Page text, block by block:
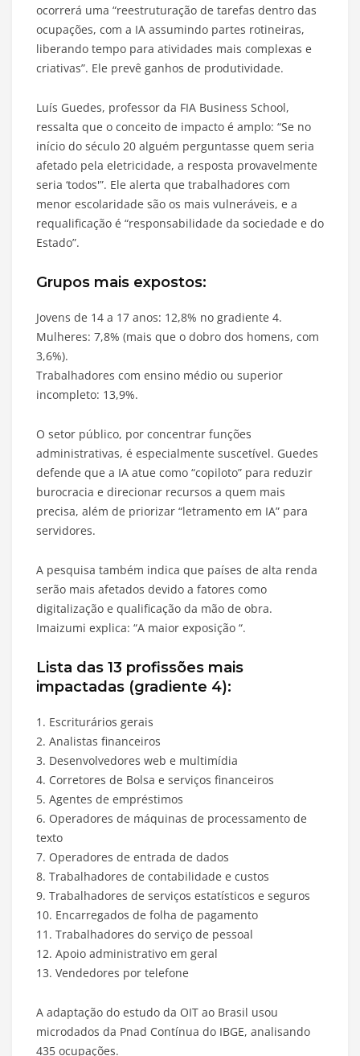
ocorrerá uma “reestruturação de tarefas dentro das
ocupações, com a IA assumindo partes rotineiras,
liberando tempo para atividades mais complexas e
criativas”. Ele prevê ganhos de produtividade.
Luís Guedes, professor da FIA Business School,
ressalta que o conceito de impacto é amplo: “Se no
início do século 20 alguém perguntasse quem seria
afetado pela eletricidade, a resposta provavelmente
seria ‘todos'”. Ele alerta que trabalhadores com
menor escolaridade são os mais vulneráveis, e a
requalificação é “responsabilidade da sociedade e do
Estado”.
Grupos mais expostos:
Jovens de 14 a 17 anos: 12,8% no gradiente 4.
Mulheres: 7,8% (mais que o dobro dos homens, com
3,6%).
Trabalhadores com ensino médio ou superior
incompleto: 13,9%.
O setor público, por concentrar funções
administrativas, é especialmente suscetível. Guedes
defende que a IA atue como “copiloto” para reduzir
burocracia e direcionar recursos a quem mais
precisa, além de priorizar “letramento em IA” para
servidores.
A pesquisa também indica que países de alta renda
serão mais afetados devido a fatores como
digitalização e qualificação da mão de obra.
Imaizumi explica: “A maior exposição “.
Lista das 13 profissões mais
impactadas (gradiente 4):
1. Escriturários gerais
2. Analistas financeiros
3. Desenvolvedores web e multimídia
4. Corretores de Bolsa e serviços financeiros
5. Agentes de empréstimos
6. Operadores de máquinas de processamento de
texto
7. Operadores de entrada de dados
8. Trabalhadores de contabilidade e custos
9. Trabalhadores de serviços estatísticos e seguros
10. Encarregados de folha de pagamento
11. Trabalhadores do serviço de pessoal
12. Apoio administrativo em geral
13. Vendedores por telefone
A adaptação do estudo da OIT ao Brasil usou
microdados da Pnad Contínua do IBGE, analisando
435 ocupações.